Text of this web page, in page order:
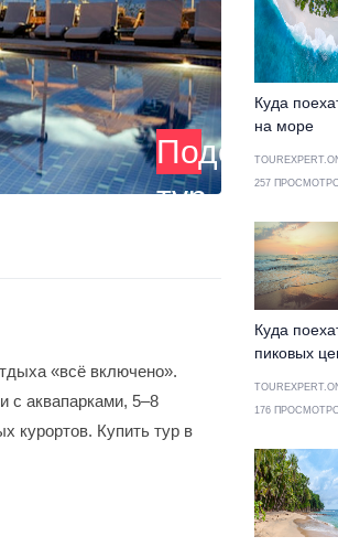
Подобрать
тур
«всё включено».
с аквапарками, 5–8
курортов. Купить тур в
Куда
на море
257
Куда
пиковых
176